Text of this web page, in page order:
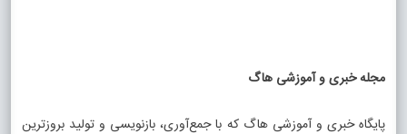
مجله خبری و آموزشی هاگ
پایگاه خبری و آموزشی هاگ که با جمع‌آوری، بازنویسی و تولید بروزترین